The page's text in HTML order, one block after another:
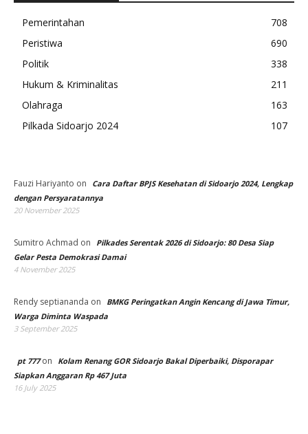
Pemerintahan
708
Peristiwa
690
Politik
338
Hukum & Kriminalitas
211
Olahraga
163
Pilkada Sidoarjo 2024
107
Fauzi Hariyanto on
Cara Daftar BPJS Kesehatan di Sidoarjo 2024, Lengkap
dengan Persyaratannya
20 November 2025
Sumitro Achmad on
Pilkades Serentak 2026 di Sidoarjo: 80 Desa Siap
Gelar Pesta Demokrasi Damai
4 November 2025
Rendy septiananda on
BMKG Peringatkan Angin Kencang di Jawa Timur,
Warga Diminta Waspada
3 September 2025
pt 777on
Kolam Renang GOR Sidoarjo Bakal Diperbaiki, Disporapar
Siapkan Anggaran Rp 467 Juta
16 July 2025